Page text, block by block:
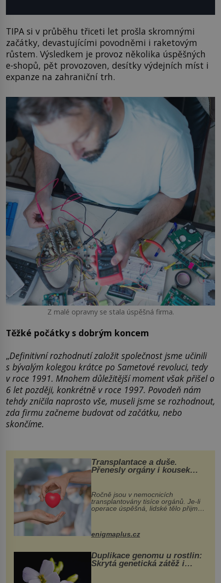
TIPA si v průběhu třiceti let prošla skromnými
začátky, devastujícími povodněmi i raketovým
růstem. Výsledkem je provoz několika úspěšných
e-shopů, pět provozoven, desítky výdejních míst i
expanze na zahraniční trh.
Z malé opravny se stala úspěšná firma.
Těžké počátky s dobrým koncem
„Definitivní rozhodnutí založit společnost jsme učinili
s bývalým kolegou krátce po Sametové revoluci, tedy
v roce 1991. Mnohem důležitější moment však přišel o
6 let později, konkrétně v roce 1997. Povodeň nám
tehdy zničila naprosto vše, museli jsme se rozhodnout,
zda firmu začneme budovat od začátku, nebo
skončíme.
Transplantace a duše.
Přenesly orgány i kousek
Ročně jsou v nemocnicích
transplantovány tisíce orgánů. Je-li
operace úspěšná, lidské tělo přijme
enigmaplus.cz
Duplikace genomu u rostlin:
Skrytá genetická zátěž i